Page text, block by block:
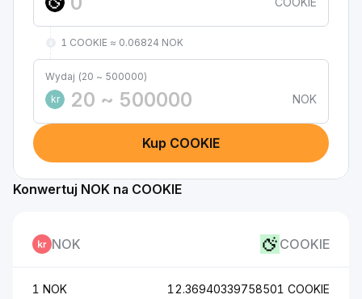
1 COOKIE ≈ 0.06824 NOK
Wydaj (20 ~ 500000)
kr
NOK
Kup COOKIE
Konwertuj NOK na COOKIE
NOK COOKIE
1 NOK 12.36940339758501 COOKIE